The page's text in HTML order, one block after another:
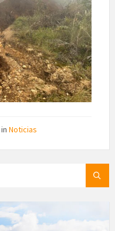
in Noticias